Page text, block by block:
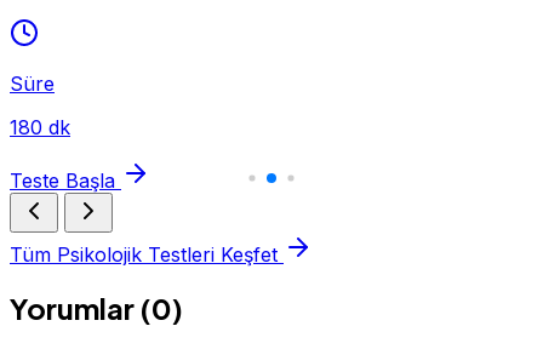
Süre
180 dk
Teste Başla
Tüm Psikolojik Testleri Keşfet
Yorumlar (0)